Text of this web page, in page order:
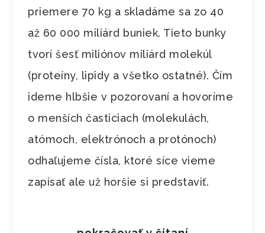
priemere 70 kg a skladáme sa zo 40
až 60 000 miliárd buniek. Tieto bunky
tvorí šesť miliónov miliárd molekúl
(proteíny, lipidy a všetko ostatné). Čím
ideme hlbšie v pozorovaní a hovoríme
o menších časticiach (molekulách,
atómoch, elektrónoch a protónoch)
odhaľujeme čísla, ktoré síce vieme
zapísať ale už horšie si predstaviť.